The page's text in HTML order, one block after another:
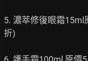
5. 濃萃修復眼霜15ml
折)